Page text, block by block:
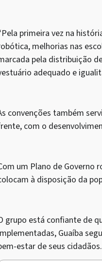
primeira vez na
melhorias nas
pela distribuição
adequado e
convenções também
com o
um Plano de Governo
à disposição da
grupo está confiante de
Guaíba
estar de seus cidadãos.